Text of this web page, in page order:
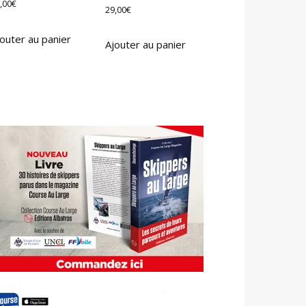
€
au panier
29,00€
Ajouter au panier